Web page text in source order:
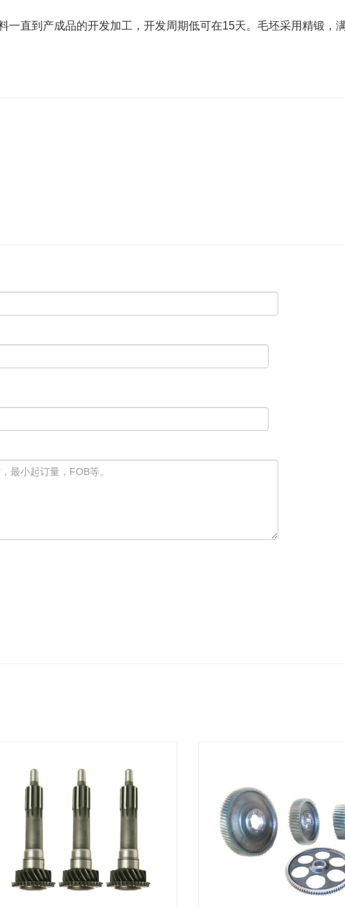
一直到产成品的开发加工，开发周期低可在15天。毛坯采用精锻，